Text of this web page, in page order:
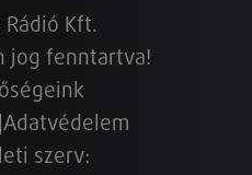
Rádió Kft.
jog fenntartva!
Adatvédelem
szerv: